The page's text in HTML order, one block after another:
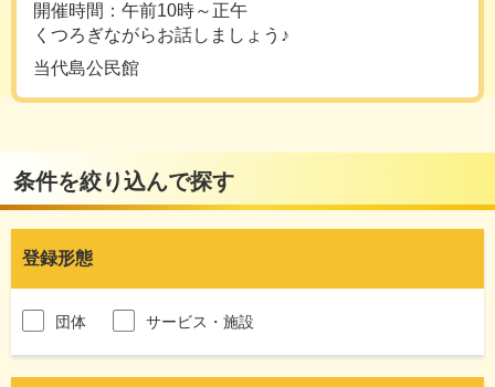
開催時間：午前10時～正午
くつろぎながらお話しましょう♪
当代島公民館
条件を絞り込んで探す
登録形態
団体 サービス・施設